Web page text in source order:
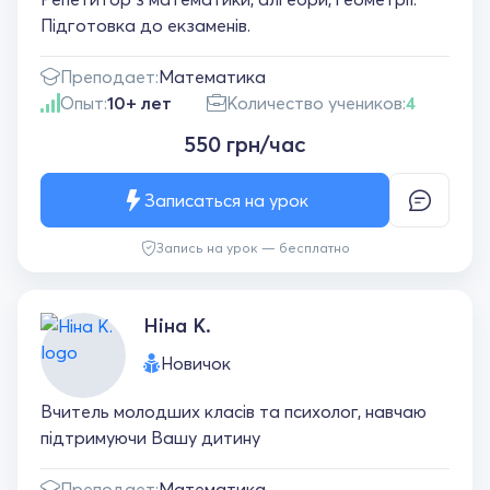
Підготовка до екзаменів.
Преподает:Математика
Опыт:10+ лет Количество учеников:4
550 грн/час
Запись на урок — бесплатно
Записаться на урок
Ніна К.
Новичок
Вчитель молодших класів та психолог, навчаю
підтримуючи Вашу дитину